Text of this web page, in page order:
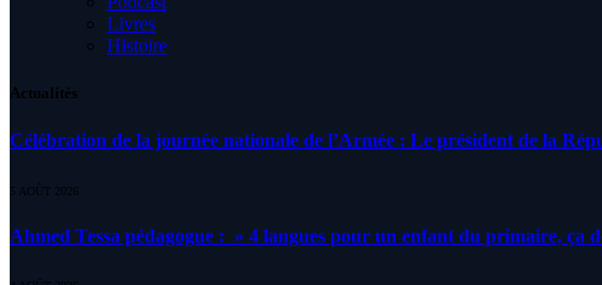
Livres
Histoire
Actualités
Célébration de la journée nationale de l’Armée : Le président de la
5 AOÛT 2026
Ahmed Tessa pédagogue : » 4 langues pour un enfant du primaire, ça